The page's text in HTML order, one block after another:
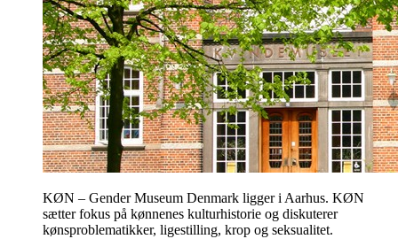
KØN – Gender Museum Denmark ligger i Aarhus. KØN
sætter fokus på kønnenes kulturhistorie og diskuterer
kønsproblematikker, ligestilling, krop og seksualitet.